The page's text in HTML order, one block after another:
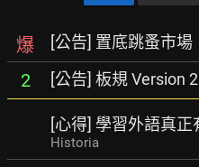
爆 [公告] 置底跳蚤市場
2 [公告] 板規 Version
[心得] 學習外語真
Historia